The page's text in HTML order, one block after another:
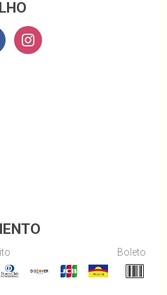
Boleto